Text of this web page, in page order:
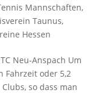
Mannschaften,
Taunus,
Hessen
Neu-Anspach Um
Fahrzeit oder 5,2
so dass man